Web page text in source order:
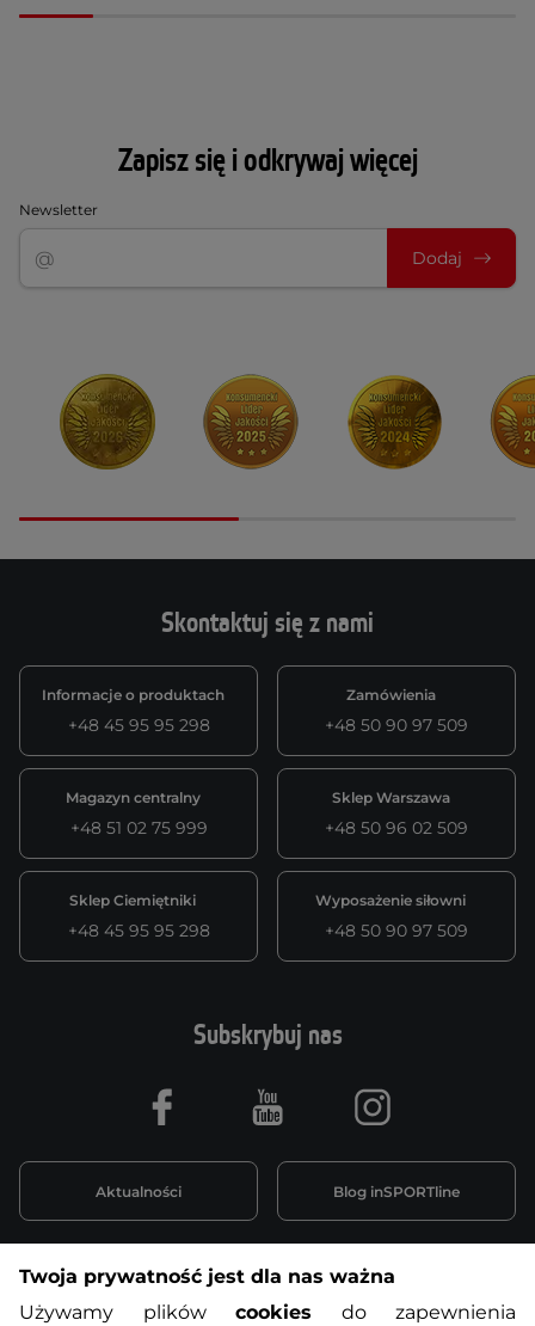
Zapisz się i odkrywaj więcej
Newsletter
Dodaj
Skontaktuj się z nami
Informacje o produktach
+48 45 95 95 298
Zamówienia
+48 50 90 97 509
Magazyn centralny
+48 51 02 75 999
Sklep Warszawa
+48 50 96 02 509
Sklep Ciemiętniki
+48 45 95 95 298
Wyposażenie siłowni
+48 50 90 97 509
Informacje o zakupach
Subskrybuj nas
Aktualności Blog inSPORTline
Facebook Youtube Instagram
Twoja prywatność jest dla nas ważna
Używamy plików cookies do zapewnienia